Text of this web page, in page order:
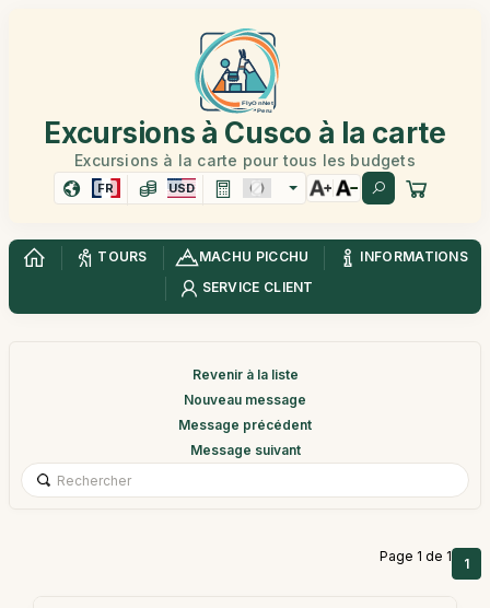
Excursions à Cusco à la carte
Excursions à la carte pour tous les budgets
FR USD
TOURS MACHU PICCHU
INFORMATIONS
SERVICE CLIENT
Revenir à la liste
Nouveau message
Message précédent
Message suivant
Page 1 de 1 1